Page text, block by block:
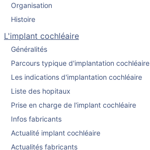
Organisation
Histoire
L'implant cochléaire
Généralités
Parcours typique d'implantation cochléaire
Les indications d'implantation cochléaire
Liste des hopitaux
Prise en charge de l'implant cochléaire
Infos fabricants
Actualité implant cochléaire
Actualités fabricants